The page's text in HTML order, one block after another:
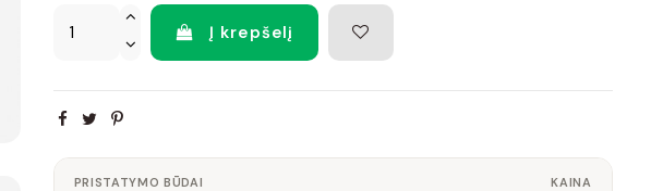
Į krepšelį
PRISTATYMO BŪDAI KAINA